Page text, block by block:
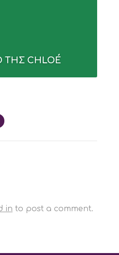
CHLOÉ
in to post a comment.